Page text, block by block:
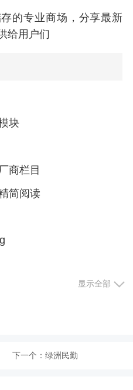
的专业商场，分享最新
给用户们
块
商栏目
简阅读
显示全部
下一个： 绿洲民勤